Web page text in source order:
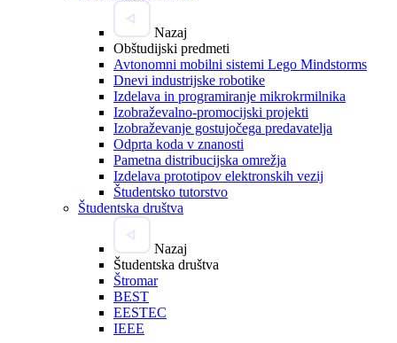
Nazaj
Obštudijski predmeti
Avtonomni mobilni sistemi Lego Mindstorms
Dnevi industrijske robotike
Izdelava in programiranje mikrokrmilnika
Izobraževalno-promocijski projekti
Izobraževanje gostujočega predavatelja
Odprta koda v znanosti
Pametna distribucijska omrežja
Izdelava prototipov elektronskih vezij
Študentsko tutorstvo
Študentska društva
Nazaj
Študentska društva
Štromar
BEST
EESTEC
IEEE